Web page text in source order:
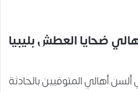
ضحايا العطش بليبيا
أهالي المتوفيين بالحادثة